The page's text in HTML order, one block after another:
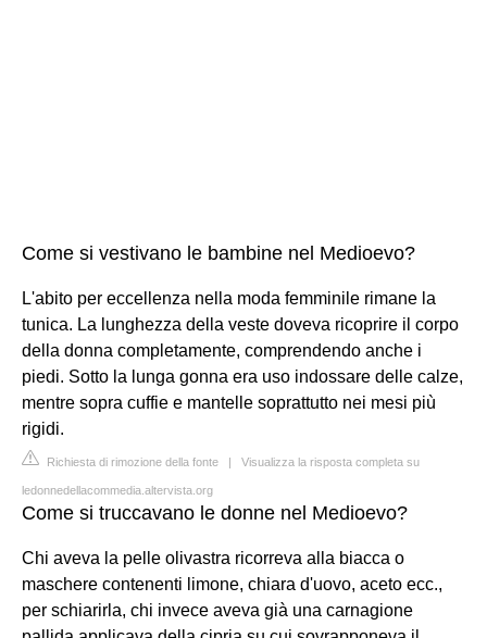
Come si vestivano le bambine nel Medioevo?
L'abito per eccellenza nella moda femminile rimane la
tunica. La lunghezza della veste doveva ricoprire il corpo
della donna completamente, comprendendo anche i
piedi. Sotto la lunga gonna era uso indossare delle calze,
mentre sopra cuffie e mantelle soprattutto nei mesi più
rigidi.
Richiesta di rimozione della fonte | Visualizza la risposta completa su
ledonnedellacommedia.altervista.org
Come si truccavano le donne nel Medioevo?
Chi aveva la pelle olivastra ricorreva alla biacca o
maschere contenenti limone, chiara d'uovo, aceto ecc.,
per schiarirla, chi invece aveva già una carnagione